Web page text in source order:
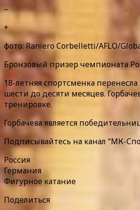
–
+
фото: Raniero Corbelletti/AFLO/
Бронзовый призер чемпионата
18-летняя спортсменка
шести до десяти месяцев.
тренировке.
Горбачева является
Подписывайтесь на канал “МК-
Россия
Германия
Фигурное катание
Поделиться